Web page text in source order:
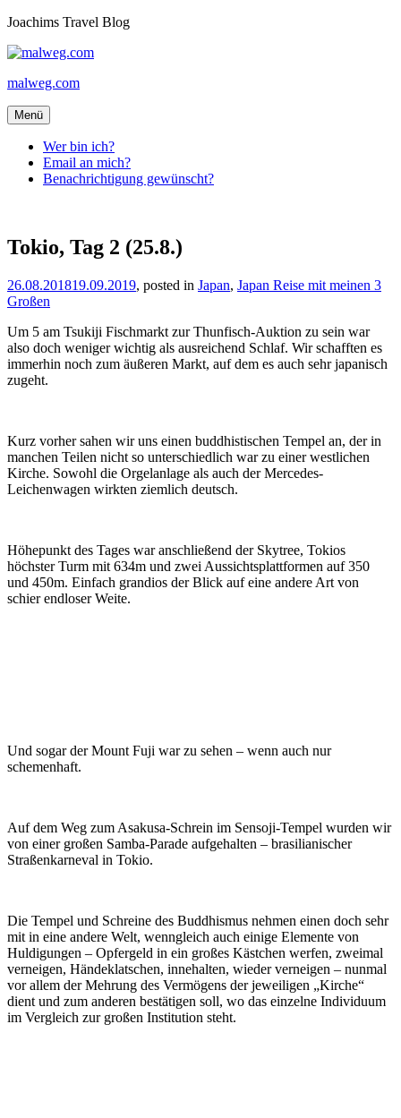
Zum
springen
Joachims Travel Blog
malweg.com
Menü
Wer bin ich?
Email an mich?
Benachrichtigung gewünscht?
Tokio, Tag 2 (25.8.)
26.08.201819.09.2019von
, posted in Japan, Japan Reise mit meinen 3
Großen
Um 5 am Tsukiji Fischmarkt zur Thunfisch-Auktion zu sein war
also doch weniger wichtig als ausreichend Schlaf. Wir schafften es
immerhin noch zum äußeren Markt, auf dem es auch sehr japanisch
zugeht.
Kurz vorher sahen wir uns einen buddhistischen Tempel an, der in
manchen Teilen nicht so unterschiedlich war zu einer westlichen
Kirche. Sowohl die Orgelanlage als auch der Mercedes-
Leichenwagen wirkten ziemlich deutsch.
Höhepunkt des Tages war anschließend der Skytree, Tokios
höchster Turm mit 634m und zwei Aussichtsplattformen auf 350
und 450m. Einfach grandios der Blick auf eine andere Art von
schier endloser Weite.
Und sogar der Mount Fuji war zu sehen – wenn auch nur
schemenhaft.
Auf dem Weg zum Asakusa-Schrein im Sensoji-Tempel wurden wir
von einer großen Samba-Parade aufgehalten – brasilianischer
Straßenkarneval in Tokio.
Die Tempel und Schreine des Buddhismus nehmen einen doch sehr
mit in eine andere Welt, wenngleich auch einige Elemente von
Huldigungen – Opfergeld in ein großes Kästchen werfen, zweimal
verneigen, Händeklatschen, innehalten, wieder verneigen – nunmal
vor allem der Mehrung des Vermögens der jeweiligen „Kirche“
dient und zum anderen bestätigen soll, wo das einzelne Individuum
im Vergleich zur großen Institution steht.